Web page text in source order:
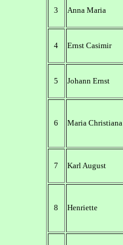
3 Anna Maria
4 Ernst Casimir
5 Johann Ernst
6 Maria Christiana
7 Karl August
8 Henriette